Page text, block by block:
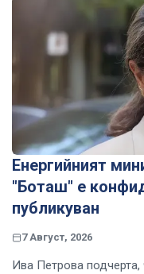
Енергийният
"Боташ" е
публикуван
7 Август, 2026
Ива Петрова подчерта,